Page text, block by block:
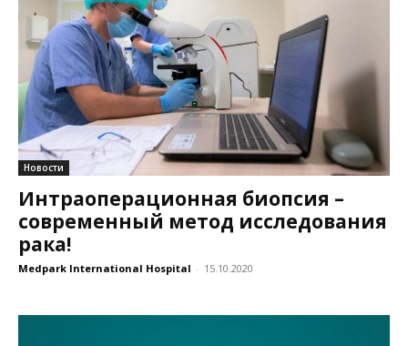
Новости
Интраоперационная биопсия –
современный метод исследования
рака!
Medpark International Hospital - 15.10.2020